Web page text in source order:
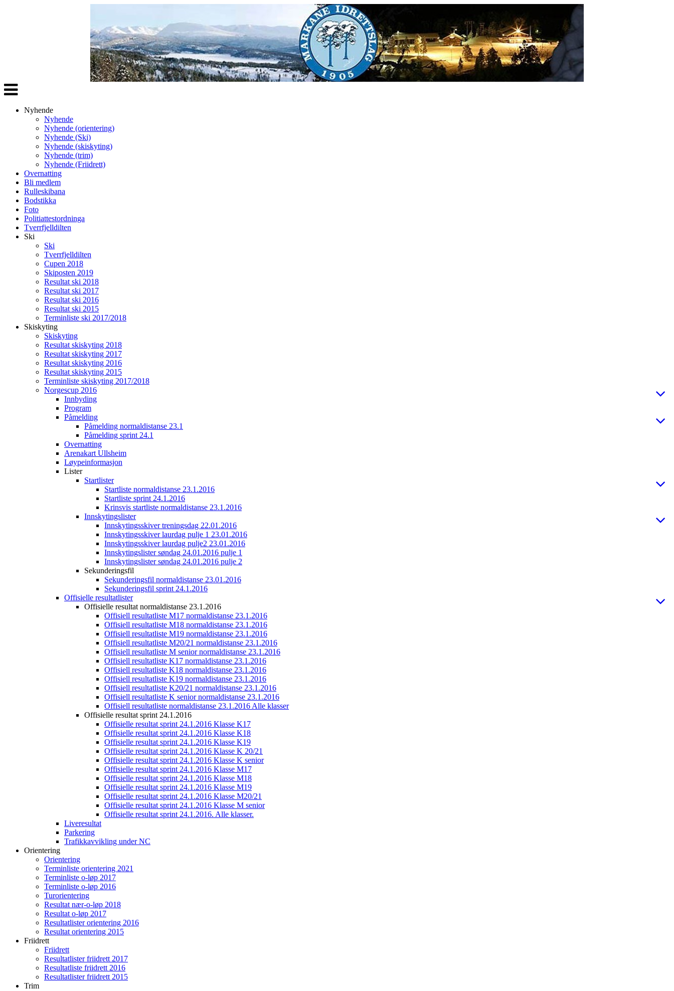
Veksle
navigasjon
Nyhende
Nyhende
Nyhende (orientering)
Nyhende (Ski)
Nyhende (skiskyting)
Nyhende (trim)
Nyhende (Friidrett)
Overnatting
Bli medlem
Rulleskibana
Bodstikka
Foto
Politiattestordninga
Tverrfjelldilten
Ski
Ski
Tverrfjelldilten
Cupen 2018
Skiposten 2019
Resultat ski 2018
Resultat ski 2017
Resultat ski 2016
Resultat ski 2015
Terminliste ski 2017/2018
Skiskyting
Skiskyting
Resultat skiskyting 2018
Resultat skiskyting 2017
Resultat skiskyting 2016
Resultat skiskyting 2015
Terminliste skiskyting 2017/2018
Norgescup 2016
Innbyding
Program
Påmelding
Påmelding normaldistanse 23.1
Påmelding sprint 24.1
Overnatting
Arenakart Ullsheim
Løypeinformasjon
Lister
Startlister
Startliste normaldistanse 23.1.2016
Startliste sprint 24.1.2016
Krinsvis startliste normaldistanse 23.1.2016
Innskytingslister
Innskytingsskiver treningsdag 22.01.2016
Innskytingsskiver laurdag pulje 1 23.01.2016
Innskytingsskiver laurdag pulje2 23.01.2016
Innskytingslister søndag 24.01.2016 pulje 1
Innskytingslister søndag 24.01.2016 pulje 2
Sekunderingsfil
Sekunderingsfil normaldistanse 23.01.2016
Sekunderingsfil sprint 24.1.2016
Offisielle resultatlister
Offisielle resultat normaldistanse 23.1.2016
Offisiell resultatliste M17 normaldistanse 23.1.2016
Offisiell resultatliste M18 normaldistanse 23.1.2016
Offisiell resultatliste M19 normaldistanse 23.1.2016
Offisiell resultatliste M20/21 normaldistanse 23.1.2016
Offisiell resultatliste M senior normaldistanse 23.1.2016
Offisiell resultatliste K17 normaldistanse 23.1.2016
Offisiell resultatliste K18 normaldistanse 23.1.2016
Offisiell resultatliste K19 normaldistanse 23.1.2016
Offisiell resultatliste K20/21 normaldistanse 23.1.2016
Offisiell resultatliste K senior normaldistanse 23.1.2016
Offisiell resultatliste normaldistanse 23.1.2016 Alle klasser
Offisielle resultat sprint 24.1.2016
Offisielle resultat sprint 24.1.2016 Klasse K17
Offisielle resultat sprint 24.1.2016 Klasse K18
Offisielle resultat sprint 24.1.2016 Klasse K19
Offisielle resultat sprint 24.1.2016 Klasse K 20/21
Offisielle resultat sprint 24.1.2016 Klasse K senior
Offisielle resultat sprint 24.1.2016 Klasse M17
Offisielle resultat sprint 24.1.2016 Klasse M18
Offisielle resultat sprint 24.1.2016 Klasse M19
Offisielle resultat sprint 24.1.2016 Klasse M20/21
Offisielle resultat sprint 24.1.2016 Klasse M senior
Offisielle resultat sprint 24.1.2016. Alle klasser.
Liveresultat
Parkering
Trafikkavvikling under NC
Orientering
Orientering
Terminliste orientering 2021
Terminliste o-løp 2017
Terminliste o-løp 2016
Turorientering
Resultat nær-o-løp 2018
Resultat o-løp 2017
Resultatlister orientering 2016
Resultat orientering 2015
Friidrett
Friidrett
Resultatlister friidrett 2017
Resultatliste friidrett 2016
Resultatlister friidrett 2015
Trim